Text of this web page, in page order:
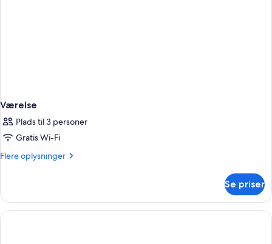
Værelse
Plads til 3 personer
Gratis Wi-Fi
Flere oplysninger
Flere
Se priser